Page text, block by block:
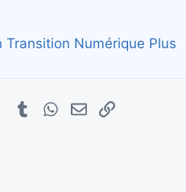
Transition Numérique Plus
PinterestTumblrWhatsApp
E-mailLien